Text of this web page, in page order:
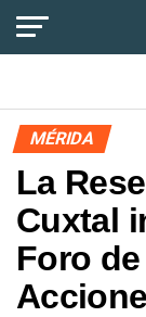
MÉRIDA
La
Cuxtal
Foro